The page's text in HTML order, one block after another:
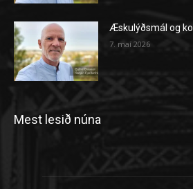
Æskulýðsmál og
7. maí 2026
Mest lesið núna